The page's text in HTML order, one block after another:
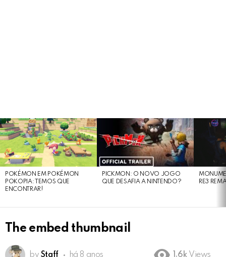
LATEST
STORIES
POKÉMON EM POKÉMON
POKOPIA: TEMOS QUE
ENCONTRAR!
PICKMON: O NOVO JOGO
QUE DESAFIA A NINTENDO?
RE3
The embed thumbnail
by Staff há 8 anos 1.6k Views